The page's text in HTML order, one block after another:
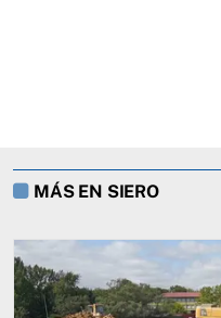
MÁS EN SIERO